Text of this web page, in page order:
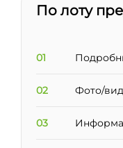
По лоту
01
02 Фото/
03